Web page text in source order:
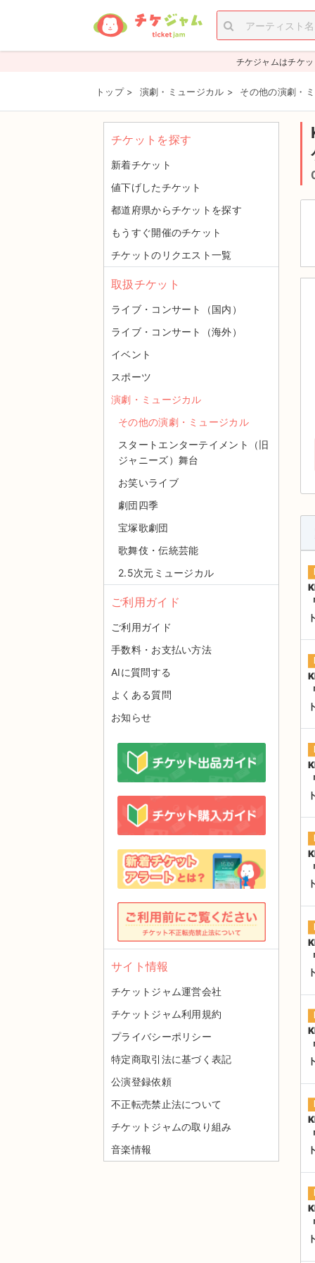
チケジャムはチケ
トップ > 演劇・ミュージカル > その他の演劇・
チケットを探す
新着チケット
値下げしたチケット
都道府県からチケットを探す
もうすぐ開催のチケット
チケットのリクエスト一覧
取扱チケット
ライブ・コンサート（国内）
ライブ・コンサート（海外）
イベント
スポーツ
演劇・ミュージカル
その他の演劇・ミュージカル
スタートエンターテイメント（旧
ジャニーズ）舞台
お笑いライブ
劇団四季
宝塚歌劇団
歌舞伎・伝統芸能
2.5次元ミュージカル
ご利用ガイド
ご利用ガイド
手数料・お支払い方法
AIに質問する
よくある質問
お知らせ
サイト情報
チケットジャム運営会社
チケットジャム利用規約
プライバシーポリシー
特定商取引法に基づく表記
公演登録依頼
不正転売禁止法について
チケットジャムの取り組み
音楽情報